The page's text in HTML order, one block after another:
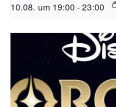
10.08. um 19:00 - 23:00